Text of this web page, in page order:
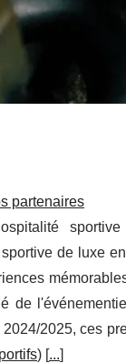
partenaires
de luxe
de
2025, ces
) [...]